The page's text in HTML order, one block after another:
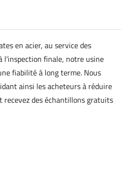
en acier, au service des
l'inspection finale, notre usine
fiabilité à long terme. Nous
ainsi les acheteurs à réduire
recevez des échantillons gratuits